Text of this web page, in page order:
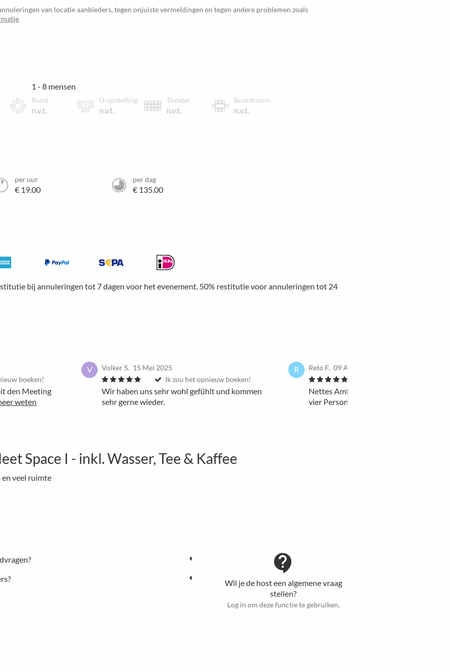
van locatie aanbieders, tegen onjuiste vermeldingen en tegen andere problemen zoals
1 - 8 mensen
Rond
n.v.t.
U-opstelling
n.v.t.
Theater
n.v.t.
Boardroom
n.v.t.
per uur
€ 19.00
per dag
€ 135.00
bij annuleringen tot 7 dagen voor het evenement. 50% restitutie voor annuleringen tot 24
boeken!
den Meeting
weten
V Volker S. 15 Mei 2025
Ik zou het opnieuw boeken!
Wir haben uns sehr wohl gefühlt und kommen
sehr gerne wieder.
R Reto F. 09 Apr 2025
Nettes Ambiente. Gute Location zum
vier Personen.
Space I - inkl. Wasser, Tee & Kaffee
en veel ruimte
contact_support
Wil je de host een algemene vraag
stellen?
Log in om deze functie te gebruiken.